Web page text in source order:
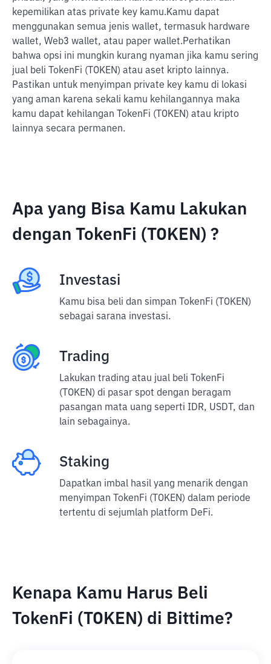
kepemilikan atas private key kamu.Kamu dapat
menggunakan semua jenis wallet, termasuk hardware
wallet, Web3 wallet, atau paper wallet.Perhatikan
bahwa opsi ini mungkin kurang nyaman jika kamu sering
jual beli TokenFi (TOKEN) atau aset kripto lainnya.
Pastikan untuk menyimpan private key kamu di lokasi
yang aman karena sekali kamu kehilangannya maka
kamu dapat kehilangan TokenFi (TOKEN) atau kripto
lainnya secara permanen.
Apa yang Bisa Kamu Lakukan
dengan TokenFi (TOKEN) ?
Investasi
Kamu bisa beli dan simpan TokenFi (TOKEN)
sebagai sarana investasi.
Trading
Lakukan trading atau jual beli TokenFi
(TOKEN) di pasar spot dengan beragam
pasangan mata uang seperti IDR, USDT, dan
lain sebagainya.
Staking
Dapatkan imbal hasil yang menarik dengan
menyimpan TokenFi (TOKEN) dalam periode
tertentu di sejumlah platform DeFi.
Kenapa Kamu Harus Beli
TokenFi (TOKEN) di Bittime?